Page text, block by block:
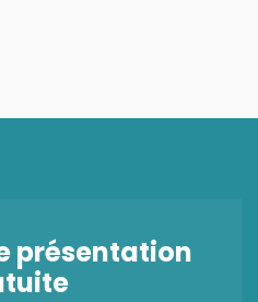
présentation